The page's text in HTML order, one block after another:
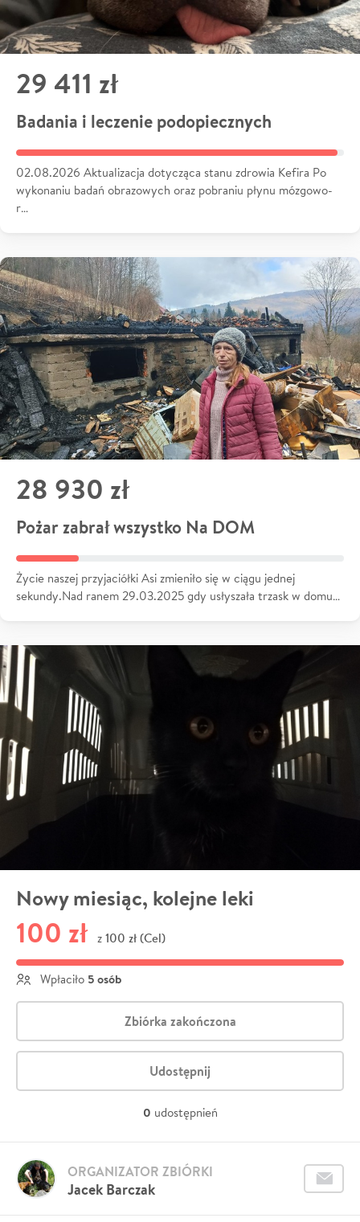
29 411 zł
Badania i leczenie podopiecznych
02.08.2026 Aktualizacja dotycząca stanu zdrowia Kefira Po
wykonaniu badań obrazowych oraz pobraniu płynu mózgowo-
r…
28 930 zł
Pożar zabrał wszystko Na DOM
Życie naszej przyjaciółki Asi zmieniło się w ciągu jednej
sekundy.Nad ranem 29.03.2025 gdy usłyszała trzask w domu…
Nowy miesiąc, kolejne leki
100 zł z 100 zł (Cel)
Wpłaciło 5 osób
Zbiórka zakończona
Udostępnij
0 udostępnień
Jacek Barczak
ORGANIZATOR ZBIÓRKI